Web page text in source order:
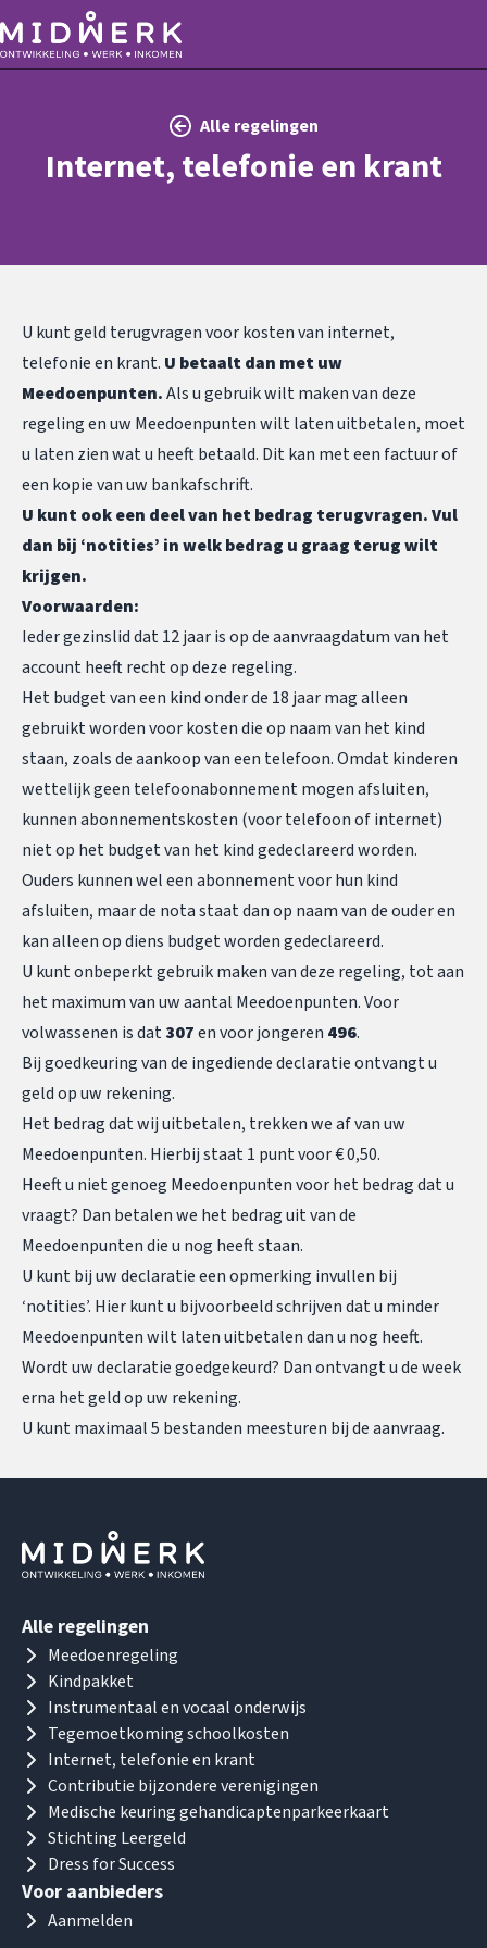
Alle regelingen
Internet, telefonie en krant
U kunt geld terugvragen voor kosten van internet,
telefonie en krant. U betaalt dan met uw
Meedoenpunten.Als u gebruik wilt maken van deze
regeling en uw Meedoenpunten wilt laten uitbetalen, moet
u laten zien wat u heeft betaald. Dit kan met een factuur of
een kopie van uw bankafschrift.
U kunt ook een deel van het bedrag terugvragen. Vul
dan bij ‘notities’ in welk bedrag u graag terug wilt
krijgen.
Voorwaarden:
Ieder gezinslid dat 12 jaar is op de aanvraagdatum van het
account heeft recht op deze regeling.
Het budget van een kind onder de 18 jaar mag alleen
gebruikt worden voor kosten die op naam van het kind
staan, zoals de aankoop van een telefoon. Omdat kinderen
wettelijk geen telefoonabonnement mogen afsluiten,
kunnen abonnementskosten (voor telefoon of internet)
niet op het budget van het kind gedeclareerd worden.
Ouders kunnen wel een abonnement voor hun kind
afsluiten, maar de nota staat dan op naam van de ouder en
kan alleen op diens budget worden gedeclareerd.
U kunt onbeperkt gebruik maken van deze regeling, tot aan
het maximum van uw aantal Meedoenpunten. Voor
volwassenen is dat307en voor jongeren 496.
Bij goedkeuring van de ingediende declaratie ontvangt u
geld op uw rekening.
Het bedrag dat wij uitbetalen, trekken we af van uw
Meedoenpunten. Hierbij staat 1 punt voor € 0,50.
Heeft u niet genoeg Meedoenpunten voor het bedrag dat u
vraagt? Dan betalen we het bedrag uit van de
Meedoenpunten die u nog heeft staan.
U kunt bij uw declaratie een opmerking invullen bij
‘notities’. Hier kunt u bijvoorbeeld schrijven dat u minder
Meedoenpunten wilt laten uitbetalen dan u nog heeft.
Wordt uw declaratie goedgekeurd? Dan ontvangt u de week
erna het geld op uw rekening.
U kunt maximaal 5 bestanden meesturen bij de aanvraag.
Alle regelingen
Meedoenregeling
Kindpakket
Instrumentaal en vocaal onderwijs
Tegemoetkoming schoolkosten
Internet, telefonie en krant
Contributie bijzondere verenigingen
Medische keuring gehandicaptenparkeerkaart
Stichting Leergeld
Dress for Success
Voor aanbieders
Aanmelden